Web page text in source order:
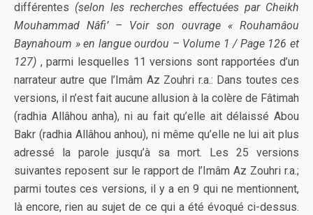
différentes (selon les recherches effectuées par Cheikh
Mouhammad Nâfi’ – Voir son ouvrage « Rouhamâou
Baynahoum » en langue ourdou – Volume 1 / Page 126 et
127) , parmi lesquelles 11 versions sont rapportées d’un
narrateur autre que l’Imâm Az Zouhri r.a.: Dans toutes ces
versions, il n’est fait aucune allusion à la colère de Fâtimah
(radhia Allâhou anha), ni au fait qu’elle ait délaissé Abou
Bakr (radhia Allâhou anhou), ni même qu’elle ne lui ait plus
adressé la parole jusqu’à sa mort. Les 25 versions
suivantes reposent sur le rapport de l’Imâm Az Zouhri r.a.;
parmi toutes ces versions, il y a en 9 qui ne mentionnent,
là encore, rien au sujet de ce qui a été évoqué ci-dessus.